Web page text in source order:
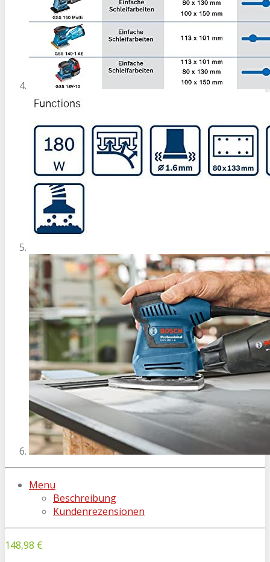
Menu
Beschreibung
Kundenrezensionen
148,98 €